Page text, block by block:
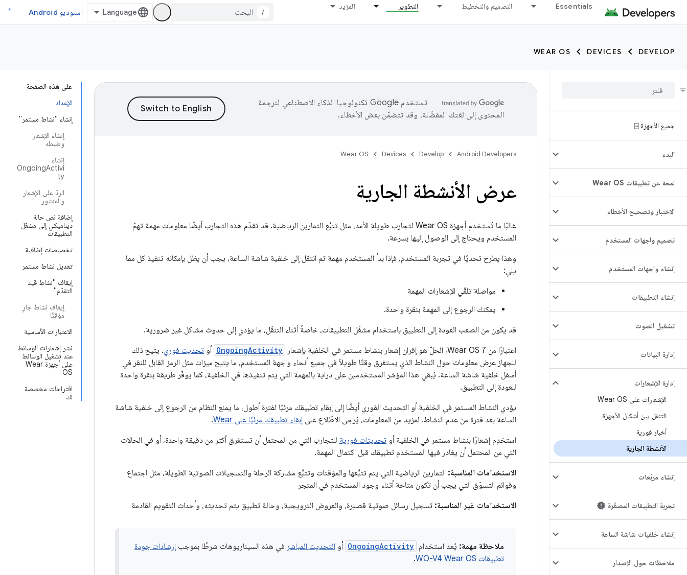
Essentials التصميم والتخطيط التطوير المزيد
/ استوديو Android
DEVELOP
DEVICES
WEAR OS
جميع الأجهزة ⍈
البدء
لمحة عن تطبيقات Wear OS
الاختبار وتصحيح الأخطاء
تصميم واجهات المستخدم
إنشاء واجهات المستخدم
إنشاء التطبيقات
تشغيل الصوت
إدارة البيانات
إدارة الإشعارات
الإشعارات على Wear OS
التنقل بين أشكال الأجهزة
أخبار فورية
الأنشطة الجارية
إنشاء مربّعات
تجربة التطبيقات المصغّرة
إنشاء خلفيات شاشة الساعة
ملاحظات حول الإصدار
على هذه الصفحة
الإعداد
إنشاء "نشاط مستمر"
إنشاء الإشعار
وضبطه
إنشاء
OngoingActivi
ty
الردّ على الإشعار
والمنشور
إضافة نص حالة
ديناميكي إلى مشغّل
التطبيقات
تخصيصات إضافية
تعديل نشاط مستمر
إيقاف "نشاط قيد
التقدّم"
إيقاف نشاط جارٍ
مؤقتًا
الاعتبارات الأساسية
نشر إشعارات الوسائط
عند تشغيل الوسائط
على أجهزة Wear
OS
اقتراحات مخصصة
لك
تستخدم Google تكنولوجيا الذكاء الاصطناعي لترجمة
المحتوى إلى لغتك المفضّلة، وقد تتضمّن بعض الأخطاء.
Android Developers
Develop
Devices
Wear OS
عرض الأنشطة الجارية
غالبًا ما تُستخدم أجهزة Wear OS لتجارب طويلة الأمد، مثل تتبُّع التمارين الرياضية. قد تقدّم هذه التجارب أيضًا معلومات مهمة تهمّ
المستخدم ويحتاج إلى الوصول إليها بسرعة.
وهذا يطرح تحديًا في تجربة المستخدم، فإذا بدأ المستخدم مهمة ثم انتقل إلى خلفية شاشة الساعة، يجب أن يظل بإمكانه تنفيذ كل مما
يلي:
مواصلة تلقّي الإشعارات المهمة
يمكنك الرجوع إلى المهمة بنقرة واحدة.
قد يكون من الصعب العودة إلى التطبيق باستخدام مشغّل التطبيقات، خاصةً أثناء التنقّل، ما يؤدي إلى حدوث مشاكل غير ضرورية.
اعتبارًا من Wear OS 7، الحلّ هو إقران إشعار بنشاط مستمر في الخلفية بإشعار
OngoingActivity أو تحديث فوري. يتيح ذلك
للجهاز عرض معلومات حول النشاط الذي يستغرق وقتًا طويلاً في جميع أنحاء واجهة المستخدم، ما يتيح ميزات مثل الرمز القابل للنقر في
أسفل خلفية شاشة الساعة. يُبقي هذا المؤشر المستخدمين على دراية بالمهمة التي يتم تنفيذها في الخلفية، كما يوفّر طريقة بنقرة واحدة
للعودة إلى التطبيق.
يؤدي النشاط المستمر في الخلفية أو التحديث الفوري أيضًا إلى إبقاء تطبيقك مرئيًا لفترة أطول، ما يمنع النظام من الرجوع إلى خلفية شاشة
الساعة بعد فترة من عدم النشاط. لمزيد من المعلومات، يُرجى الاطّلاع على إبقاء تطبيقك مرئيًا على Wear
.
استخدِم إشعارًا بنشاط مستمر في الخلفية أو تحديثات فورية للتجارب التي من المحتمل أن تستغرق أكثر من دقيقة واحدة، أو في الحالات
التي من المحتمل أن يغادر فيها المستخدم تطبيقك قبل اكتمال المهمة.
الاستخدامات المناسبة: التمارين الرياضية التي يتم تتبُّعها والمؤقتات وتتبُّع مشاركة الرحلة والتسجيلات الصوتية الطويلة، مثل اجتماع
وقوائم التسوّق التي يجب أن تكون متاحة أثناء وجود المستخدم في المتجر
الاستخدامات غير المناسبة: تسجيل رسائل صوتية قصيرة، والعروض الترويجية، وحالة تطبيق يتم تحديثه، وأحداث التقويم القادمة
ملاحظة مهمة: يُعد استخدام OngoingActivity أو التحديث المباشر في هذه السيناريوهات شرطًا بموجب إرشادات جودة
تطبيقات Wear OS‏ WO-V4
.